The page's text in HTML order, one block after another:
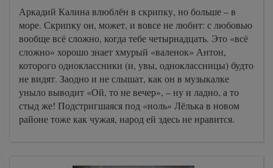
Аркадий Калина влюблён в скрипку, но больше – в
море. Скрипку он, может, и вовсе не любит: с любовью
вообще всё сложно, когда тебе четырнадцать. Это «всё
сложно» хорошо знает хмурый «валенок» Антон,
которого одноклассники (и, увы, одноклассницы) будто
не видят. Заодно и не слышат, как он в музыкалке
уныло выводит «Ой, то не вечер», – ну и ладно, а то
стыд же! Подстригшаяся под «ноль» Лёлька в новом
районе тоже как чужая, народ ей здесь не нравится.